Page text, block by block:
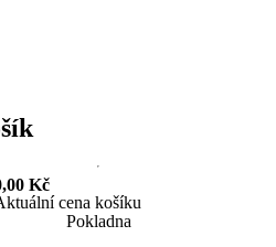
KčAktuální cena košíku
Kč
cena košíku
Pokladna